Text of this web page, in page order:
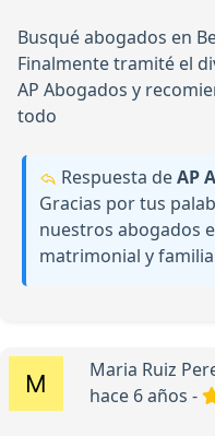
Busqué abogados en
Finalmente tramité el
AP Abogados y
todo
Respuesta deAP
Gracias por tus
nuestros abogados
matrimonial y
Maria Ruiz
hace 6 años -